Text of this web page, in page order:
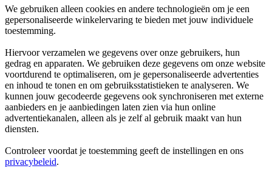
We gebruiken alleen cookies en andere technologieën om je een
gepersonaliseerde winkelervaring te bieden met jouw individuele
toestemming.
Hiervoor verzamelen we gegevens over onze gebruikers, hun
gedrag en apparaten. We gebruiken deze gegevens om onze website
voortdurend te optimaliseren, om je gepersonaliseerde advertenties
en inhoud te tonen en om gebruiksstatistieken te analyseren. We
kunnen jouw gecodeerde gegevens ook synchroniseren met externe
aanbieders en je aanbiedingen laten zien via hun online
advertentiekanalen, alleen als je zelf al gebruik maakt van hun
diensten.
Controleer voordat je toestemming geeft de instellingen en ons
privacybeleid.